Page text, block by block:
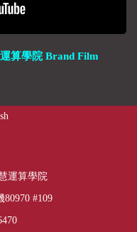
算學院 Brand Film
運算學院
80970 #109